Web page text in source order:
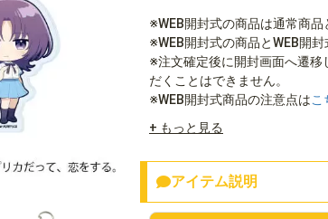
※WEB開封式の商品は通常商品
※WEB開封式の商品とWEB開
※注文確定後に開封画面へ遷移
だくことはできません。
※WEB開封式商品の注意点はこ
+ もっと見る
アイテム説明